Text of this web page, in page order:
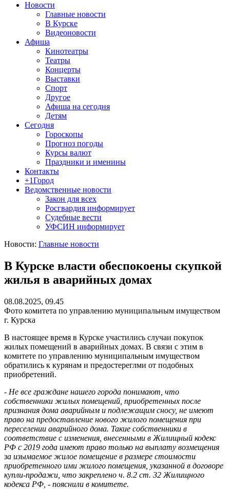
Новости
Главные новости
В Курске
Видеоновости
Афиша
Кинотеатры
Театры
Концерты
Выставки
Спорт
Другое
Афиша на сегодня
Детям
Сегодня
Гороскопы
Прогноз погоды
Курсы валют
Праздники и именины
Контакты
+1Город
Ведомственные новости
Закон для всех
Росгвардия информирует
Судебные вести
УФСИН информирует
Новости: Главные новости
В Курске власти обеспокоены скупкой
жилья в аварийных домах
08.08.2025, 09.45
Фото комитета по управлению муниципальным имуществом
г. Курска
В настоящее время в Курске участились случаи покупок
жилых помещений в аварийных домах. В связи с этим в
комитете по управлению муниципальным имуществом
обратились к курянам и предостереглми от подобных
приобретений.
- Не все граждане нашего города понимают, что
собственники жилых помещений, приобретенных после
признания дома аварийным и подлежащим сносу, не имеют
право на предоставление нового жилого помещения при
переселении аварийного дома. Такие собственники в
соответствие с изменения, внесенными в Жилищный кодекс
РФ с 2019 года имеют право только на выплату возмещения
за изымаемое жилое помещение в размере стоимости
приобретенного ими жилого помещения, указанной в договоре
купли-продажи, что закреплено ч. 8.2 ст. 32 Жилищного
кодекса РФ, - пояснили в комитете.